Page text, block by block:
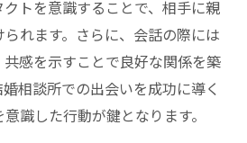
トを意識することで、相手に親
れます。さらに、会話の際には
感を示すことで良好な関係を築
相談所での出会いを成功に導く
識した行動が鍵となります。